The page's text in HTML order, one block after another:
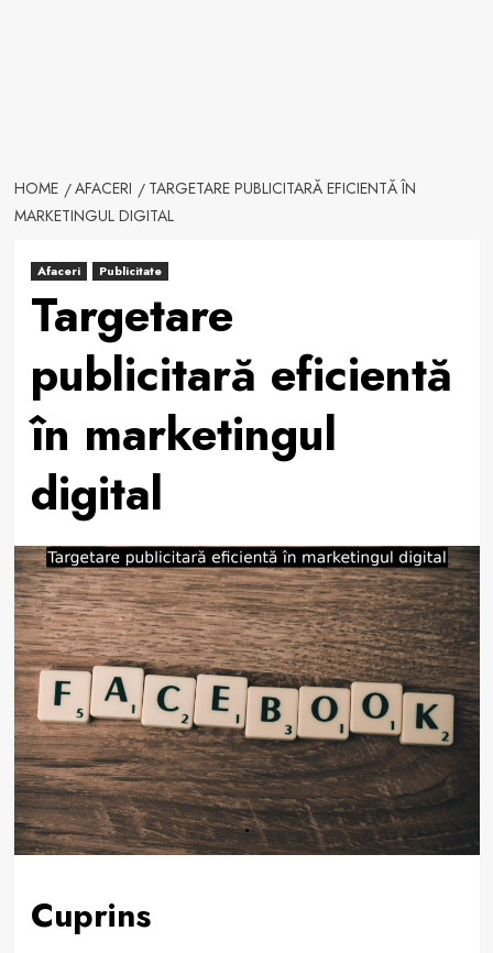
HOME AFACERI
TARGETARE PUBLICITARĂ EFICIENTĂ ÎN
MARKETINGUL DIGITAL
Afaceri Publicitate
Targetare
publicitară eficientă
în marketingul
digital
Cuprins